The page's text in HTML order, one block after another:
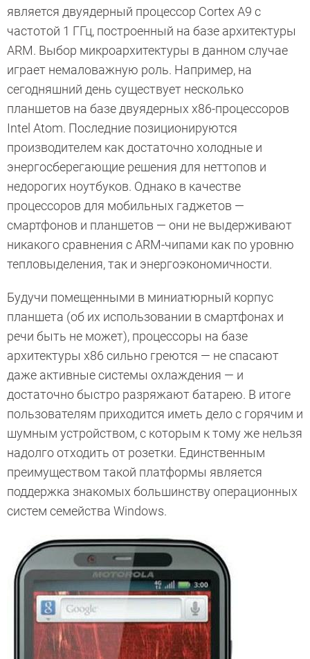
является двуядерный процессор Cortex A9 с
частотой 1 ГГц, построенный на базе архитектуры
ARM. Выбор микроархитектуры в данном случае
играет немаловажную роль. Например, на
сегодняшний день существует несколько
планшетов на базе двуядерных x86-процессоров
Intel Atom. Последние позиционируются
производителем как достаточно холодные и
энергосберегающие решения для неттопов и
недорогих ноутбуков. Однако в качестве
процессоров для мобильных гаджетов —
смартфонов и планшетов — они не выдерживают
никакого сравнения с ARM-чипами как по уровню
тепловыделения, так и энергоэкономичности.
Будучи помещенными в миниатюрный корпус
планшета (об их использовании в смартфонах и
речи быть не может), процессоры на базе
архитектуры x86 сильно греются — не спасают
даже активные системы охлаждения — и
достаточно быстро разряжают батарею. В итоге
пользователям приходится иметь дело с горячим и
шумным устройством, с которым к тому же нельзя
надолго отходить от розетки. Единственным
преимуществом такой платформы является
поддержка знакомых большинству операционных
систем семейства Windows.